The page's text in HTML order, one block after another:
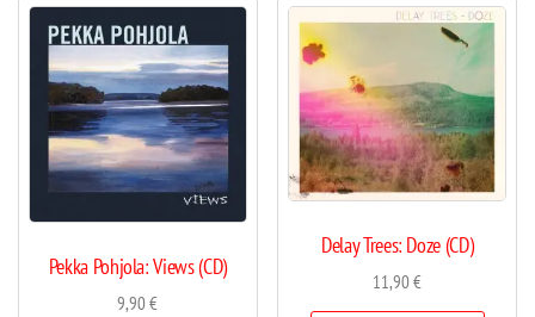
Pekka Pohjola: Views (CD)
9,90€
Delay Trees: Doze (CD)
11,90€